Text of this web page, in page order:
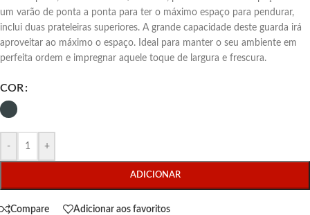
um varão de ponta a ponta para ter o máximo espaço para pendurar,
inclui duas prateleiras superiores. A grande capacidade deste guarda irá
aproveitar ao máximo o espaço. Ideal para manter o seu ambiente em
perfeita ordem e impregnar aquele toque de largura e frescura.
COR
- +
ADICIONAR
Compare Adicionar aos favoritos